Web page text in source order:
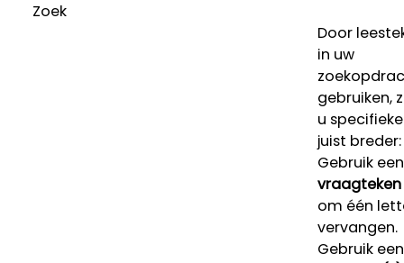
Zoek
Door
in uw
gebruiken,
u
juist breder:
Gebruik een
om één
vervangen.
Gebruik een